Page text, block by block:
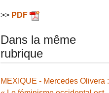
>> PDF
Dans la même
rubrique
MEXIQUE - Mercedes Olivera :